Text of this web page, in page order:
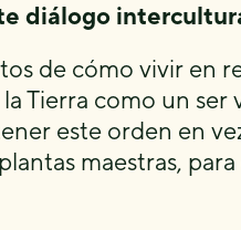
diálogo
de cómo vivir en
Tierra como un ser
este orden en
maestras, para